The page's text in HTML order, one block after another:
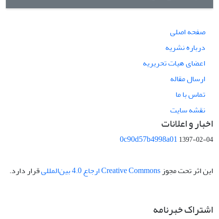
صفحه اصلی
درباره نشریه
اعضای هیات تحریریه
ارسال مقاله
تماس با ما
نقشه سایت
اخبار و اعلانات
0c90d57b4998a011397-02-04
این اثر تحت مجوز Creative Commons ارجاع 4.0 بین‌المللی قرار دارد.
اشتراک خبرنامه